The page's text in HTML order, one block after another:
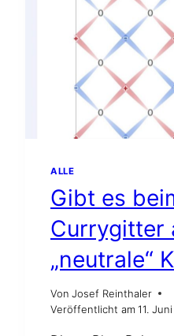
ALLE
Gibt es
Currygitter
„neutrale“
Von Josef Reinthaler
Veröffentlicht am 11.